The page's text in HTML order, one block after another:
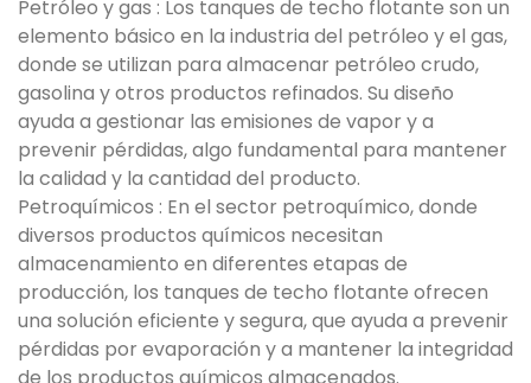
Petróleo y gas : Los tanques de techo flotante son un
elemento básico en la industria del petróleo y el gas,
donde se utilizan para almacenar petróleo crudo,
gasolina y otros productos refinados. Su diseño
ayuda a gestionar las emisiones de vapor y a
prevenir pérdidas, algo fundamental para mantener
la calidad y la cantidad del producto.
Petroquímicos : En el sector petroquímico, donde
diversos productos químicos necesitan
almacenamiento en diferentes etapas de
producción, los tanques de techo flotante ofrecen
una solución eficiente y segura, que ayuda a prevenir
pérdidas por evaporación y a mantener la integridad